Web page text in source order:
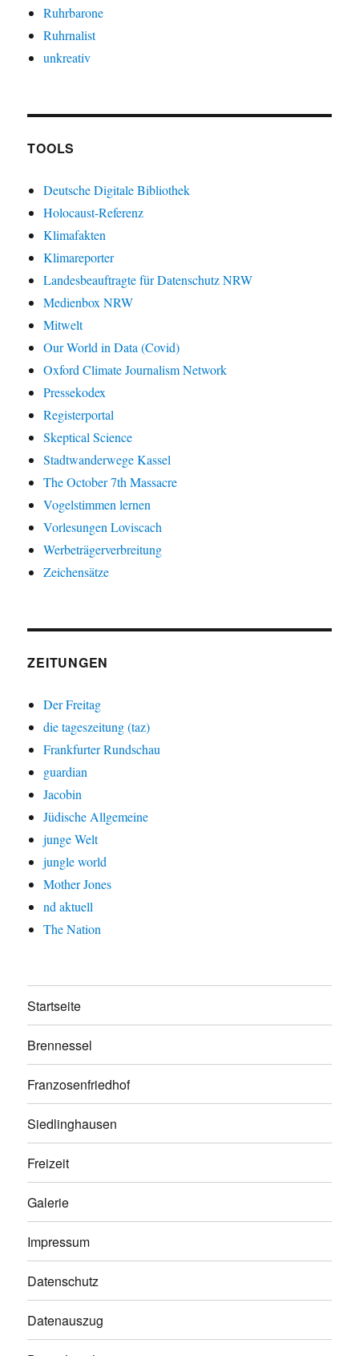
Ruhrbarone
Ruhrnalist
unkreativ
TOOLS
Deutsche Digitale Bibliothek
Holocaust-Referenz
Klimafakten
Klimareporter
Landesbeauftragte für Datenschutz NRW
Medienbox NRW
Mitwelt
Our World in Data (Covid)
Oxford Climate Journalism Network
Pressekodex
Registerportal
Skeptical Science
Stadtwanderwege Kassel
The October 7th Massacre
Vogelstimmen lernen
Vorlesungen Loviscach
Werbeträgerverbreitung
Zeichensätze
ZEITUNGEN
Der Freitag
die tageszeitung (taz)
Frankfurter Rundschau
guardian
Jacobin
Jüdische Allgemeine
junge Welt
jungle world
Mother Jones
nd aktuell
The Nation
Startseite
Brennessel
Franzosenfriedhof
Siedlinghausen
Freizeit
Galerie
Impressum
Datenschutz
Datenauszug